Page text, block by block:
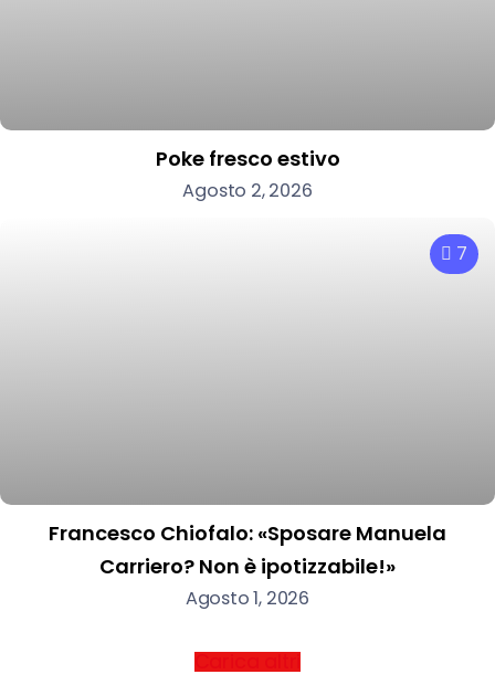
Poke fresco estivo
Agosto 2, 2026
7
Francesco Chiofalo: «Sposare Manuela
Carriero? Non è ipotizzabile!»
Agosto 1, 2026